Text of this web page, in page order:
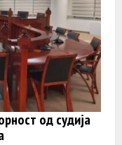
од судија